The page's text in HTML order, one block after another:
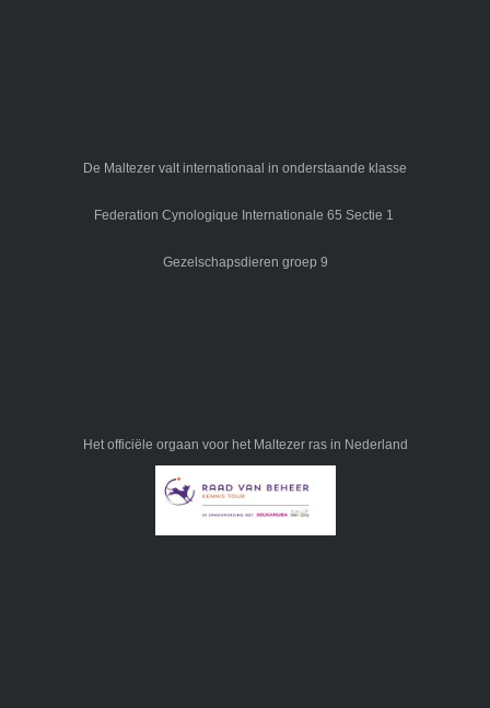
De Maltezer valt internationaal in onderstaande klasse
Federation Cynologique Internationale 65 Sectie 1
Gezelschapsdieren groep 9
Het officiële orgaan voor het Maltezer ras in Nederland